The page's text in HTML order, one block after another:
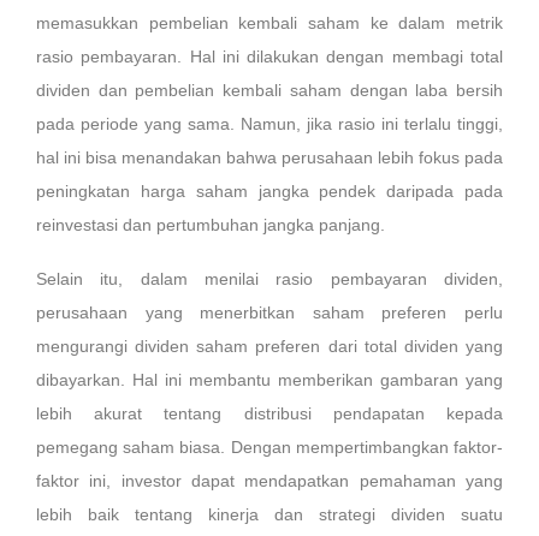
memasukkan pembelian kembali saham ke dalam metrik
rasio pembayaran. Hal ini dilakukan dengan membagi total
dividen dan pembelian kembali saham dengan laba bersih
pada periode yang sama. Namun, jika rasio ini terlalu tinggi,
hal ini bisa menandakan bahwa perusahaan lebih fokus pada
peningkatan harga saham jangka pendek daripada pada
reinvestasi dan pertumbuhan jangka panjang.
Selain itu, dalam menilai rasio pembayaran dividen,
perusahaan yang menerbitkan saham preferen perlu
mengurangi dividen saham preferen dari total dividen yang
dibayarkan. Hal ini membantu memberikan gambaran yang
lebih akurat tentang distribusi pendapatan kepada
pemegang saham biasa. Dengan mempertimbangkan faktor-
faktor ini, investor dapat mendapatkan pemahaman yang
lebih baik tentang kinerja dan strategi dividen suatu